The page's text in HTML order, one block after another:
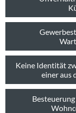
Keine Identität
einer aus